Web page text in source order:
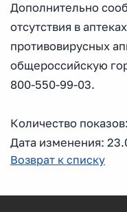
Дополнительно
отсутствия в
противовирусных
общероссийскую
800-550-99-03.
Количество
Дата изменения:
Возврат к списку